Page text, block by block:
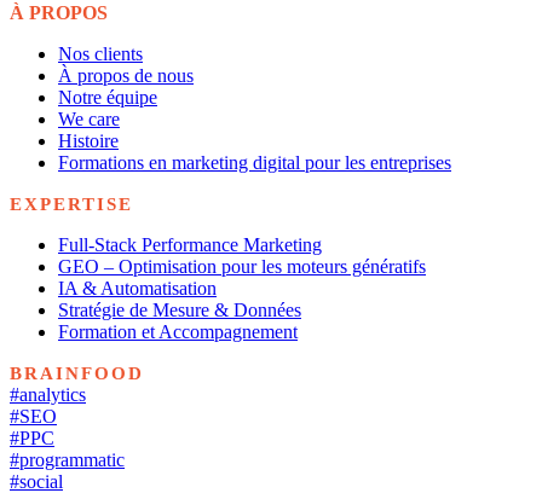
À PROPOS
Nos clients
À propos de nous
Notre équipe
We care
Histoire
Formations en marketing digital pour les entreprises
EXPERTISE
Full-Stack Performance Marketing
GEO – Optimisation pour les moteurs génératifs
IA & Automatisation
Stratégie de Mesure & Données
Formation et Accompagnement
BRAINFOOD
#analytics
#SEO
#PPC
#programmatic
#social